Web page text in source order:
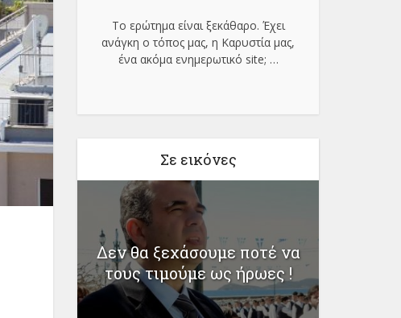
Το ερώτημα είναι ξεκάθαρο. Έχει
ανάγκη ο τόπος μας, η Καρυστία μας,
ένα ακόμα ενημερωτικό site; …
Σε εικόνες
Δεν θα ξεχάσουμε ποτέ να
τους τιμούμε ως ήρωες !